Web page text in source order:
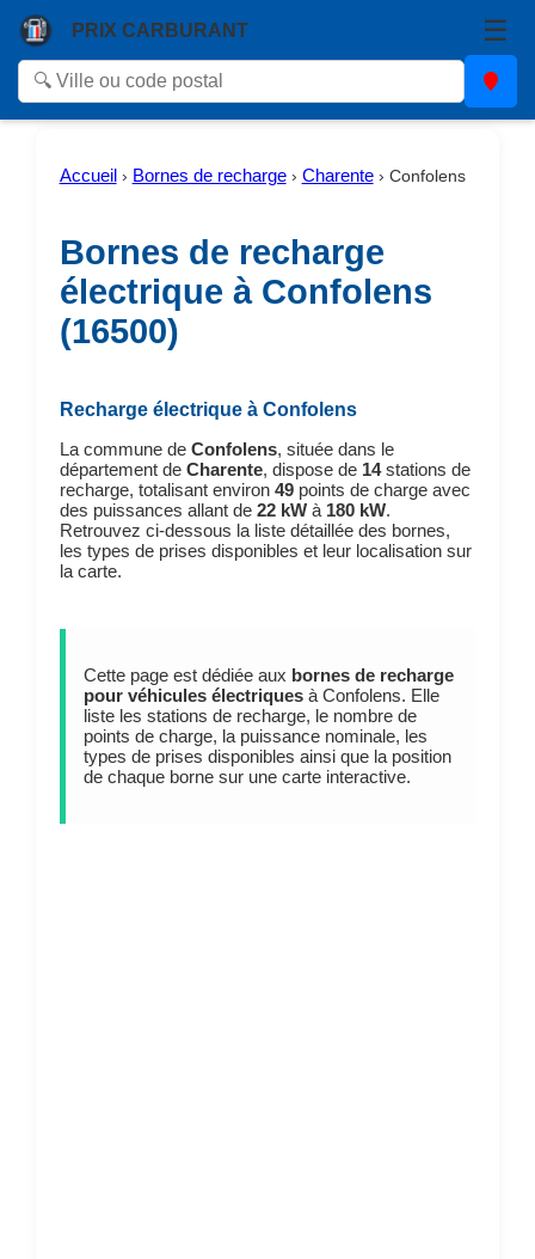
PRIX CARBURANT ☰
Accueil › Bornes de recharge› Charente› Confolens
Bornes de recharge
électrique à Confolens
(16500)
Recharge électrique à Confolens
La commune de Confolens, située dans le
département de Charente, dispose de 14stations de
recharge, totalisant environ 49points de charge avec
des puissances allant de 22 kWà 180 kW.
Retrouvez ci-dessous la liste détaillée des bornes,
les types de prises disponibles et leur localisation sur
la carte.
Cette page est dédiée aux bornes de recharge
pour véhicules électriquesà Confolens. Elle
liste les stations de recharge, le nombre de
points de charge, la puissance nominale, les
types de prises disponibles ainsi que la position
de chaque borne sur une carte interactive.